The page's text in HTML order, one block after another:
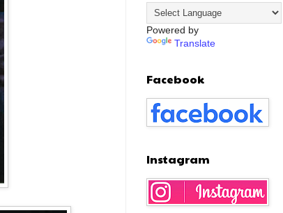
Powered by
Translate
Facebook
Instagram